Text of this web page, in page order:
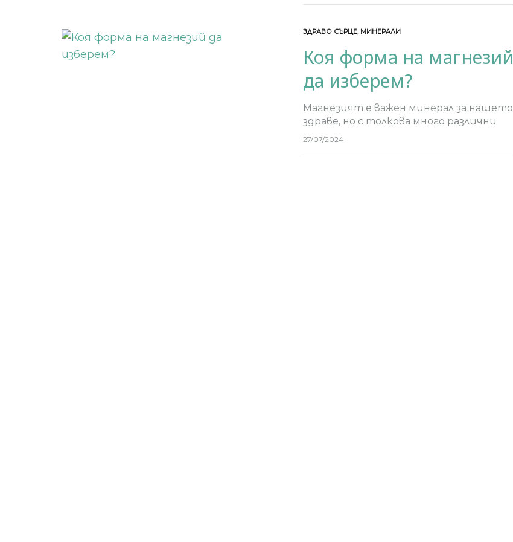
на…
ЗДРАВО СЪРЦЕ, МИНЕРАЛИ
Коя форма на магнезий
да изберем?
Магнезият е важен минерал за нашето
здраве, но с толкова много различни
форми в добавките може да е трудно
27/07/2024